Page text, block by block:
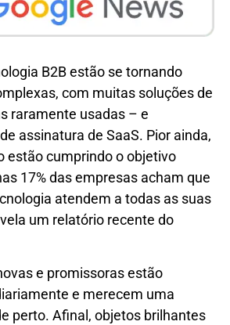
B2B estão se tornando
com muitas soluções de
raramente usadas – e
assinatura de SaaS. Pior ainda,
estão cumprindo o objetivo
17% das empresas acham que
atendem a todas as suas
um relatório recente do
e promissoras estão
e merecem uma
perto. Afinal, objetos brilhantes